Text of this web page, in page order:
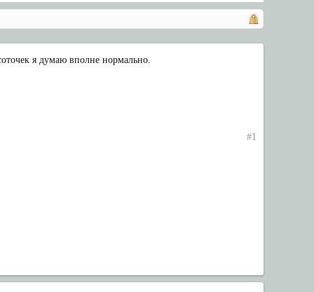
я думаю вполне нормально.
#1